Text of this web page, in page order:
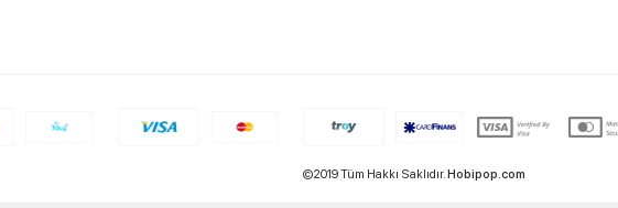
©2019 Tüm Hakkı Saklıdır. Hobipop.com